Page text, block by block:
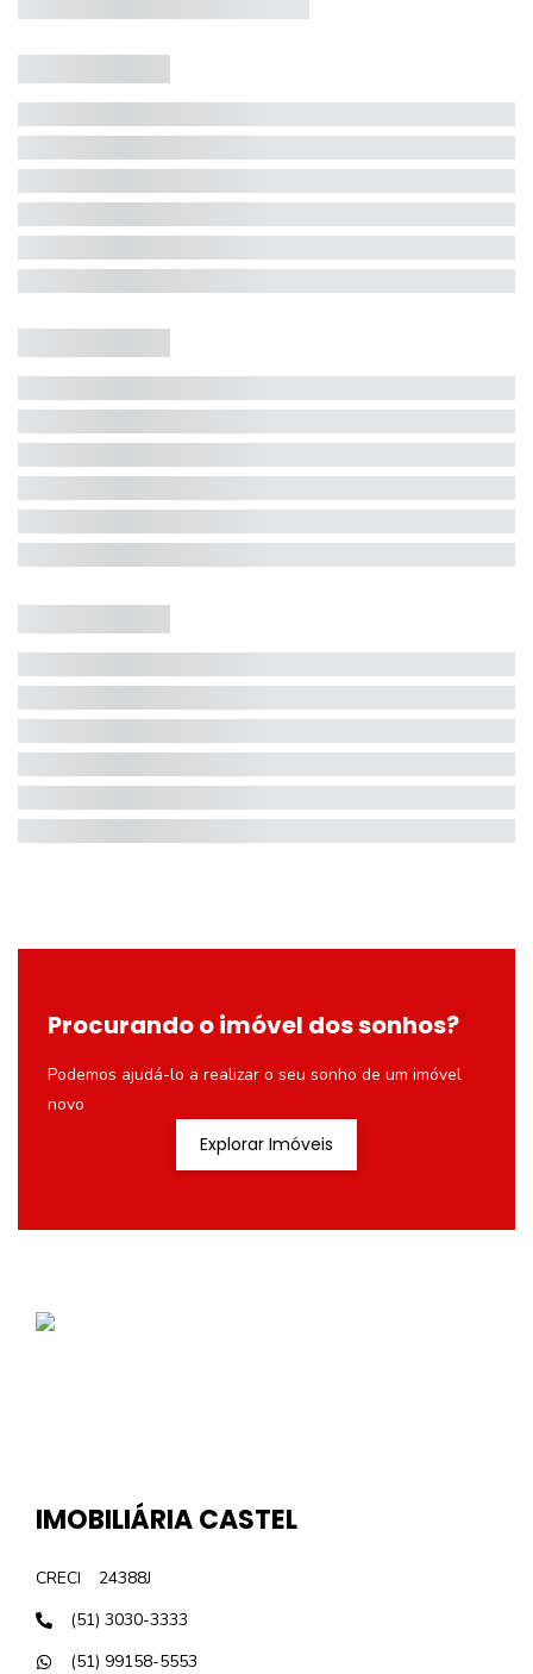
Procurando o imóvel dos sonhos?
Podemos ajudá-lo a realizar o seu sonho de um imóvel
novo
Explorar Imóveis
IMOBILIÁRIA CASTEL
CRECI
24388J
(51) 3030-3333
(51) 99158-5553